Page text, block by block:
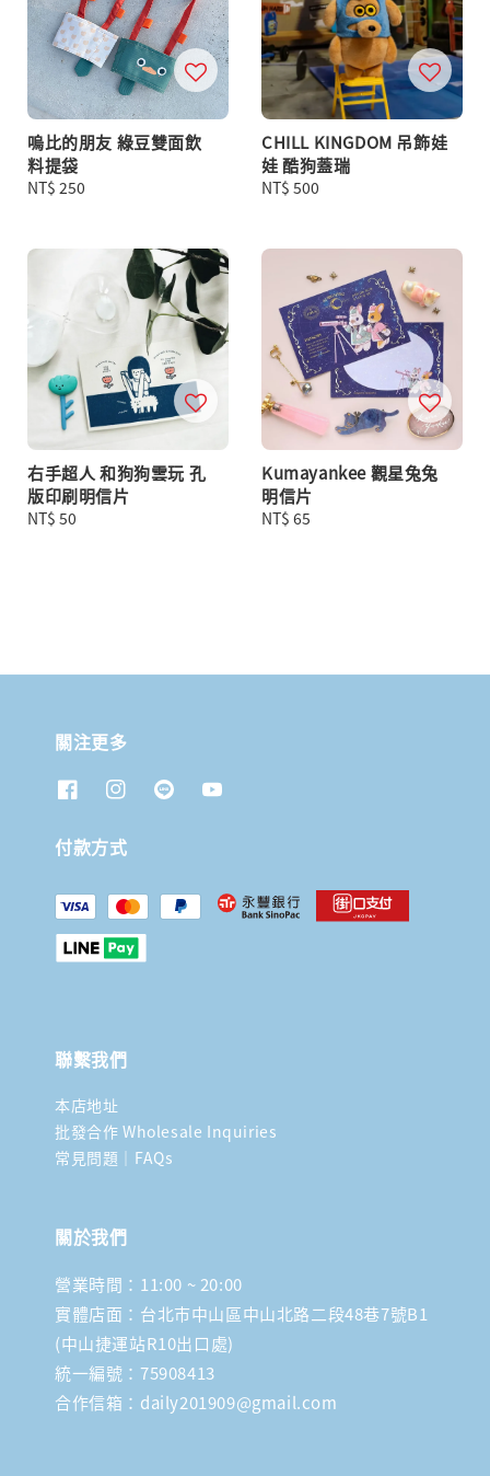
嗚比的朋友 綠豆雙面飲
料提袋
Regular
NT$ 250
CHILL KINGDOM 吊飾娃
娃 酷狗蓋瑞
Regular
NT$ 500
右手超人 和狗狗雲玩 孔
版印刷明信片
Regular
NT$ 50
Kumayankee 觀星兔兔
明信片
Regular
NT$ 65
關注更多
付款方式
聯繫我們
本店地址
批發合作 Wholesale Inquiries
常見問題｜FAQs
關於我們
營業時間：11:00 ~ 20:00
實體店面：台北市中山區中山北路二段48巷7號B1
(中山捷運站R10出口處)
統一編號：75908413
合作信箱：daily201909@gmail.com